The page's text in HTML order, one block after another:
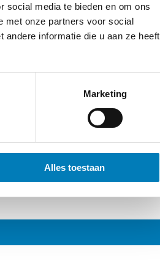
social media te bieden en om ons
met onze partners voor social
andere informatie die u aan ze heeft
Marketing
Alles toestaan
A